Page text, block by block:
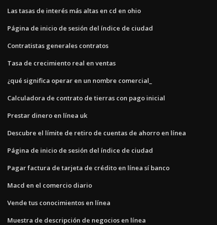
Las tasas de interés más altas en cd en ohio
Página de inicio de sesión del índice de ciudad
Contratistas generales contratos
Tasa de crecimiento real en ventas
¿qué significa operar en un nombre comercial_
Calculadora de contrato de tierras con pago inicial
Prestar dinero en línea uk
Descubre el límite de retiro de cuentas de ahorro en línea
Página de inicio de sesión del índice de ciudad
Pagar factura de tarjeta de crédito en línea sí banco
Macd en el comercio diario
Vende tus conocimientos en línea
Muestra de descripción de negocios en línea